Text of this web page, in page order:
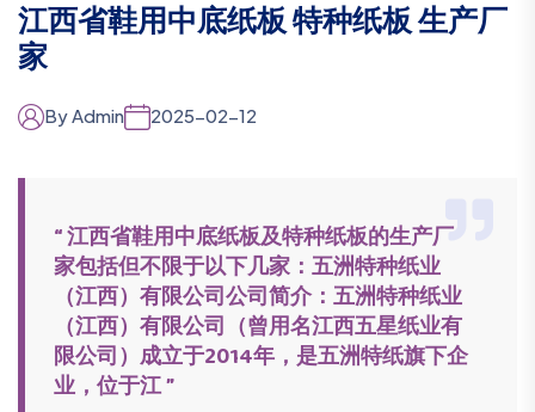
江西省鞋用中底纸板 特种纸板 生产厂
家
By Admin 2025-02-12
“ 江西省鞋用中底纸板及特种纸板的生产厂
家包括但不限于以下几家：五洲特种纸业
（江西）有限公司公司简介：五洲特种纸业
（江西）有限公司（曾用名江西五星纸业有
限公司）成立于2014年，是五洲特纸旗下企
业，位于江 ”